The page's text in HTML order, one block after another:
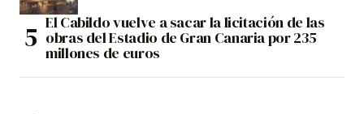
El Cabildo vuelve a sacar la licitación de las
obras del Estadio de Gran Canaria por 235
millones de euros